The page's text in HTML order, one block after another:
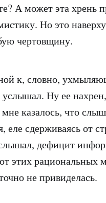
А может эта хрень
Но это
чертовщину.
к, словно,
услышал. Ну ее
казалось, что
еле сдерживаясь от
дефицит
этих рациональных
не привиделась.